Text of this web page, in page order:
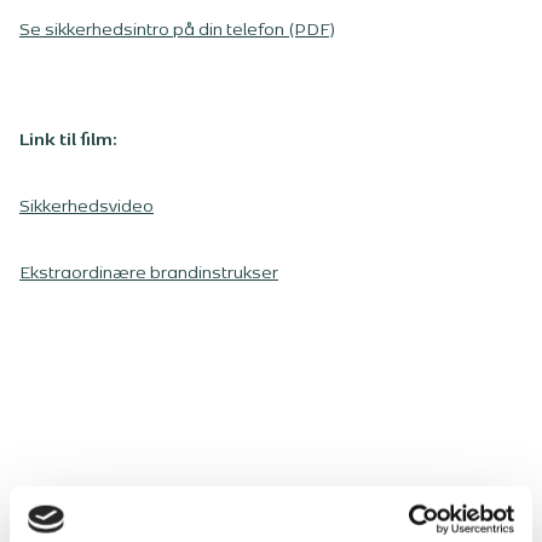
Se sikkerhedsintro på din telefon (PDF)
Link til film:
Sikkerhedsvideo
Ekstraordinære brandinstrukser